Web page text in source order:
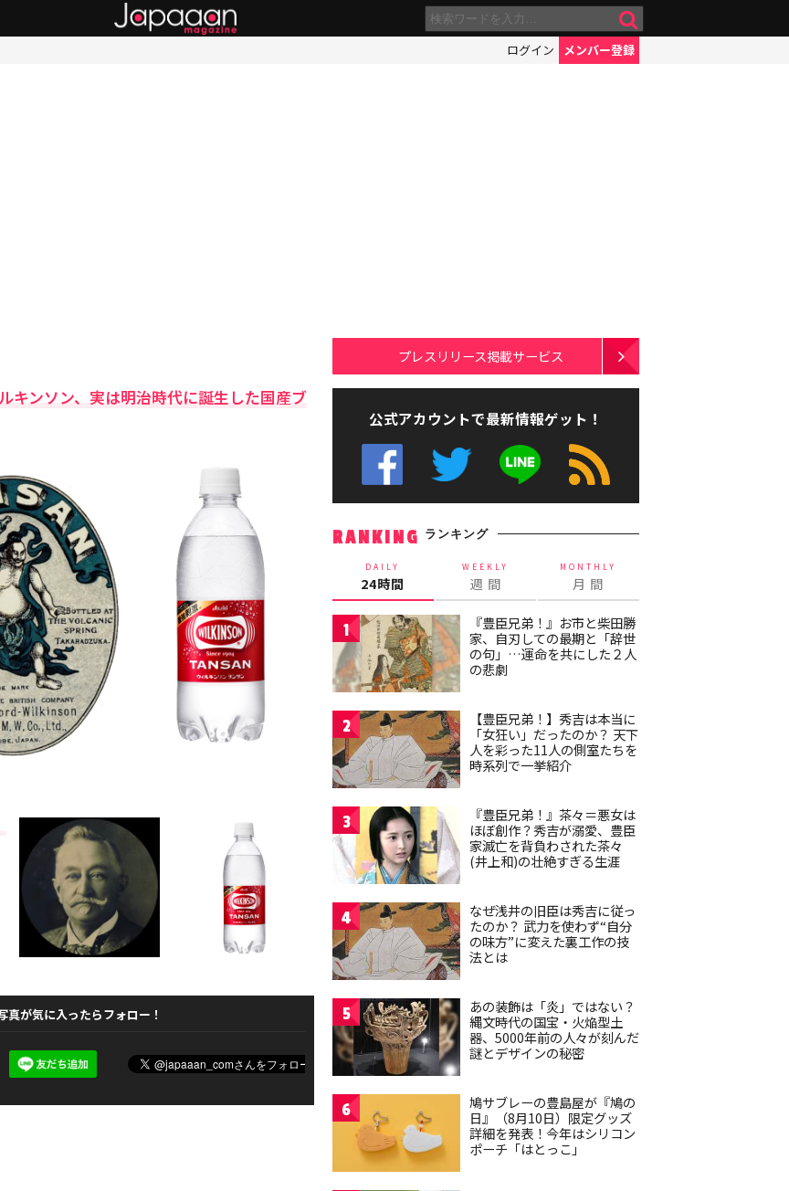
ログイン メンバー登録
キンソン、実は明治時代に誕生した国産ブ
真が気に入ったらフォロー！
プレスリリース掲載サービス
公式アカウントで最新情報ゲット！
RANKING ランキング
DAILY
24時間
WEEKLY
週 間
MONTHLY
月 間
1
『豊臣兄弟！』お市と柴田勝
家、自刃しての最期と「辞世
の句」…運命を共にした２人
の悲劇
2
【豊臣兄弟！】秀吉は本当に
「女狂い」だったのか？ 天下
人を彩った11人の側室たちを
時系列で一挙紹介
3
『豊臣兄弟！』茶々＝悪女は
ほぼ創作？秀吉が溺愛、豊臣
家滅亡を背負わされた茶々
(井上和)の壮絶すぎる生涯
4
なぜ浅井の旧臣は秀吉に従っ
たのか？ 武力を使わず“自分
の味方”に変えた裏工作の技
法とは
5
あの装飾は「炎」ではない？
縄文時代の国宝・火焔型土
器、5000年前の人々が刻んだ
謎とデザインの秘密
6
鳩サブレーの豊島屋が『鳩の
日』（8月10日）限定グッズ
詳細を発表！今年はシリコン
ポーチ「はとっこ」